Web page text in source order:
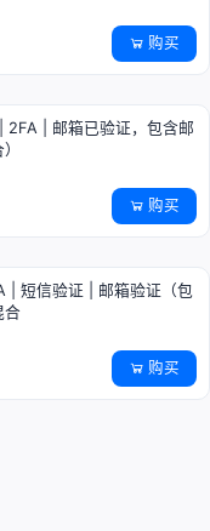
购买
| 邮箱已验证，包含邮
购买
短信验证 | 邮箱验证（包
合
购买